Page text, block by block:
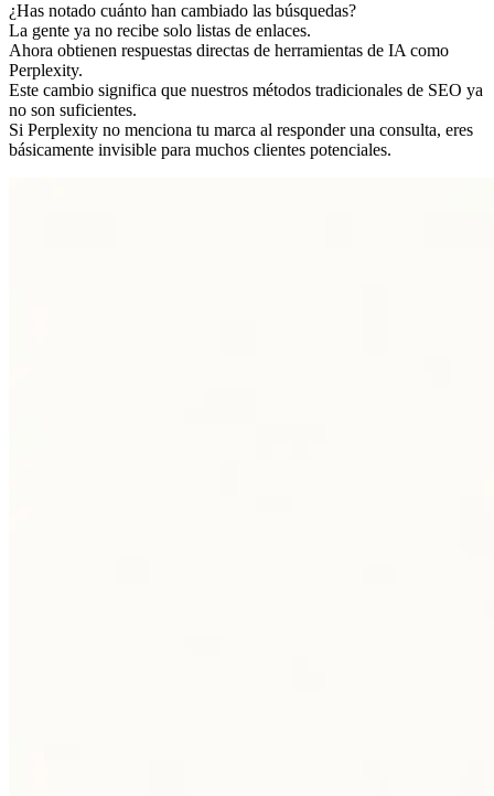
¿Has notado cuánto han cambiado las búsquedas?
La gente ya no recibe solo listas de enlaces.
Ahora obtienen respuestas directas de herramientas de IA como
Perplexity.
Este cambio significa que nuestros métodos tradicionales de SEO ya
no son suficientes.
Si Perplexity no menciona tu marca al responder una consulta, eres
básicamente invisible para muchos clientes potenciales.